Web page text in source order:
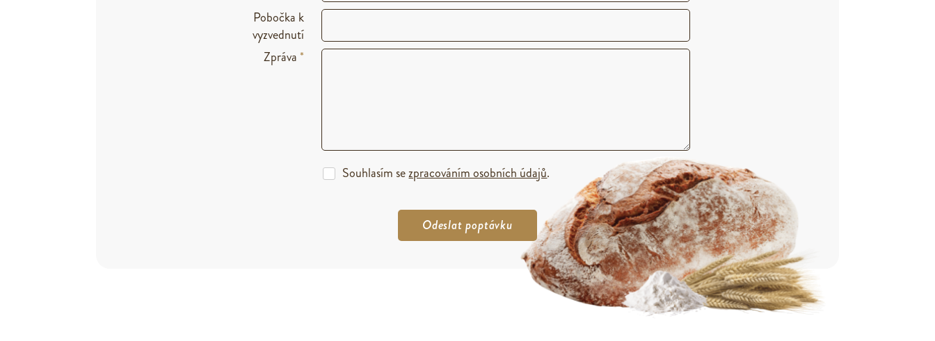
Pobočka k
vyzvednutí
Zpráva*
Souhlasím sezpracováním osobních údajů.